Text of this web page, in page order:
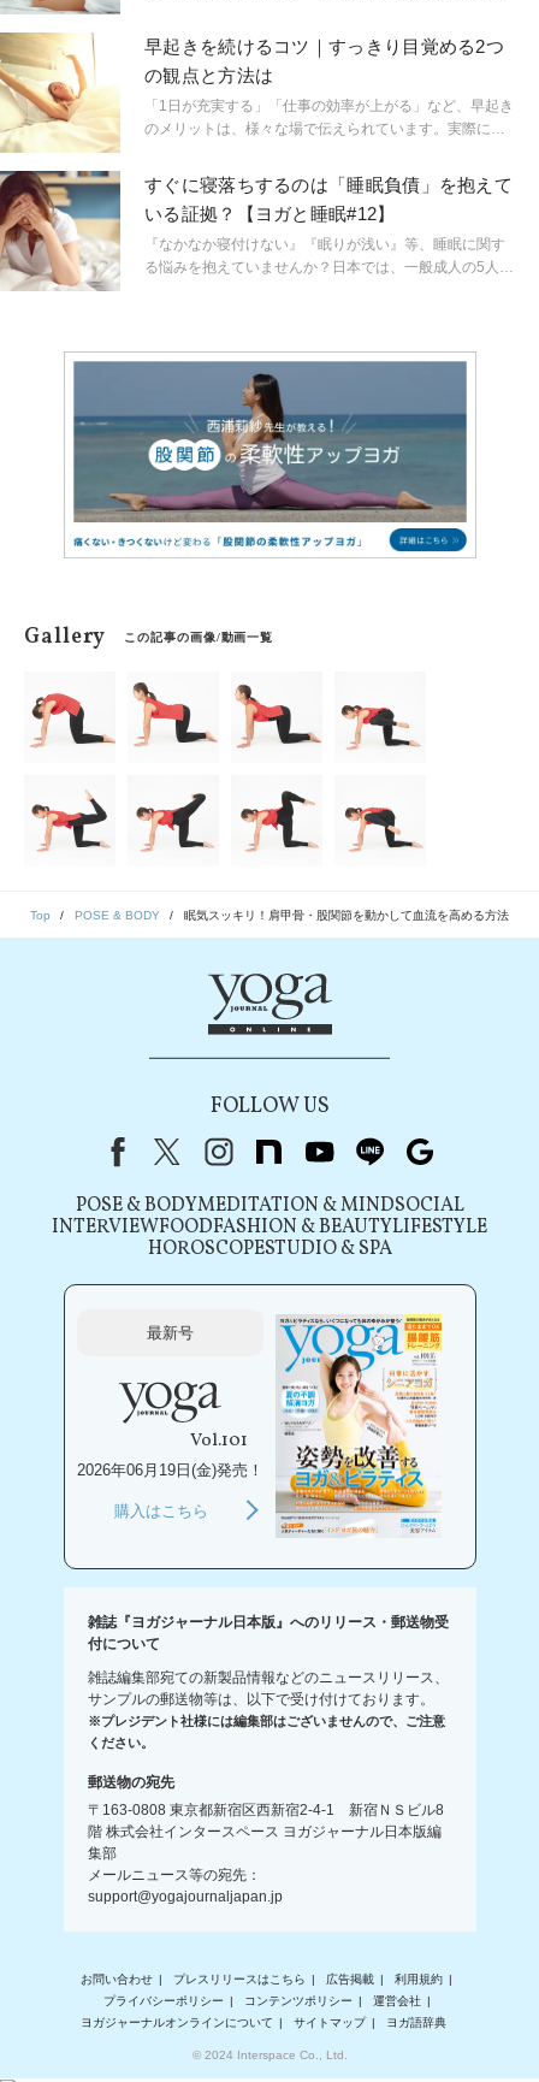
せておきたいものです！ ヨガティーチャー平賀恭子先
生から、日常的に行っているむくみ解消習慣を教えても
らいました。寝る前の5分間行うだけで、翌朝の足が違っ
てくるはず。今夜から試してみて。
早起きを続けるコツ｜すっきり目覚める2つ
の観点と方法は
「1日が充実する」「仕事の効率が上がる」など、早起き
のメリットは、様々な場で伝えられています。実際に早
か？とは言え、冬が来て寒くなったら続かなくなっ
た…。そんな人もいるはず。寒さに負けず早起きを継続
させるコツってあるのでしょうか？
すぐに寝落ちするのは「睡眠負債」を抱えて
いる証拠？【ヨガと睡眠#12】
『なかなか寝付けない』『眠りが浅い』等、睡眠に関す
る悩みを抱えていませんか？日本では、一般成人の5人に
す。ここでは、ヨガ的観点から睡眠の質を向上させてい
く方法をご紹介していきます。
Gallery この記事の画像/動画一覧
Top POSE & BODY 眠気スッキリ！肩甲骨・股関節を動かして血流を高める方法
FOLLOW US
FacebookX（旧Twitter）
instagram
note youtubeline
POSE & BODYMEDITATION & MINDSOCIAL
INTERVIEWFOODFASHION & BEAUTYLIFESTYLE
HOROSCOPESTUDIO & SPA
最新号
Vol.101
2026年06月19日(金)発売！
購入はこちら
雑誌『ヨガジャーナル日本版』へのリリース・郵送物受
付について
雑誌編集部宛ての新製品情報などのニュースリリース、
サンプルの郵送物等は、以下で受け付けております。
※プレジデント社様には編集部はございませんので、ご注意
ください。
郵送物の宛先
〒163-0808 東京都新宿区西新宿2-4-1 新宿ＮＳビル8
階 株式会社インタースペース ヨガジャーナル日本版編
集部
メールニュース等の宛先：
support@yogajournaljapan.jp
お問い合わせ プレスリリースはこちら 広告掲載
利用規約
プライバシーポリシー
コンテンツポリシー
運営会社
ヨガジャーナルオンラインについて
サイトマップ ヨガ語辞典
© 2024 Interspace Co., Ltd.